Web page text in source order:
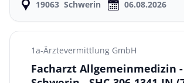
19063 Schwerin 06.08.2026
1a-Ärztevermittlung GmbH
Facharzt Allgemeinmedizin